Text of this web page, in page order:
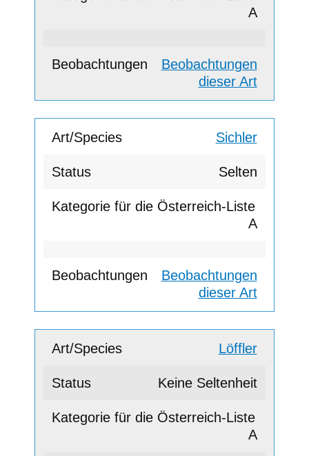
A
Beobachtungen
dieser Art
Sichler
Selten
A
Beobachtungen
dieser Art
Löffler
Keine Seltenheit
A